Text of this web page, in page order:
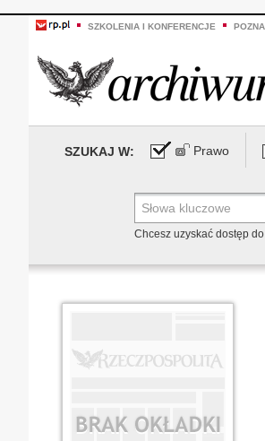
SZKOLENIA I KONFERENCJE
SZUKAJ W: Prawo
Chcesz uzyskać dostęp